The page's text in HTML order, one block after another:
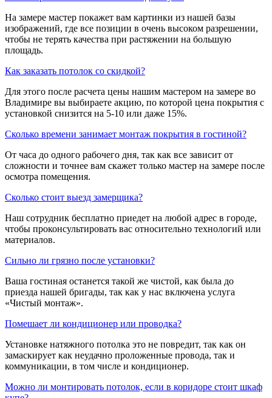
На замере мастер покажет вам картинки из нашей базы
изображений, где все позиции в очень высоком разрешении,
чтобы не терять качества при растяжении на большую
площадь.
​Как заказать потолок со скидкой?
Для этого после расчета цены нашим мастером на замере во
Владимире вы выбираете акцию, по которой цена покрытия с
установкой снизится на 5-10 или даже 15%.
​Сколько времени занимает монтаж покрытия в гостиной?
От часа до одного рабочего дня, так как все зависит от
сложности и точнее вам скажет только мастер на замере после
осмотра помещения.
​Сколько стоит выезд замерщика?
Наш сотрудник бесплатно приедет на любой адрес в городе,
чтобы проконсультировать вас относительно технологий или
материалов.
​Сильно ли грязно после установки?
Ваша гостиная останется такой же чистой, как была до
приезда нашей бригады, так как у нас включена услуга
«Чистый монтаж».
​Помешает ли кондиционер или проводка?
Установке натяжного потолка это не повредит, так как он
замаскирует как неудачно проложенные провода, так и
коммуникации, в том числе и кондиционер.
​Можно ли монтировать потолок, если в коридоре стоит шкаф